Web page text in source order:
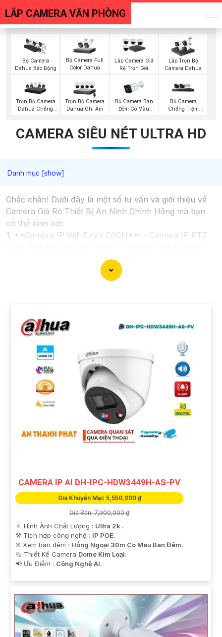
LẮP CAMERA VĂN PHÒNG
Bộ Camera
Dahua Báo Động
Bộ Camera Full
Color Dahua
Lắp Camera Giá
Rẻ Trọn Gói
Lắp Trọn Bộ
Camera Dahua
Trọn Bộ Camera
Dahua Chống
Trọn Bộ Camera
Dahua Ghi Âm
Bộ Camera Ban
Đêm Có Màu
Bộ Camera
Chống Trộm
CAMERA SIÊU NÉT ULTRA HD
Chắc chắn! Dưới đây là một số tư vấn và giới thiệu về
Camera Giá Rẻ Thiết Bị An Ninh Chính Hãng mà bạn
có thể xem xét:
1: **Camera IP Wifi Ezviz C6CN**: - Camera IP PTZ
1080p. - Hỗ trợ kết nối không dây WiFi. - Tích hợp
công nghệ hồng ngoại thông minh. - Phù hợp để theo
giải 2MP (1920x1080). - Hỗ trợ chống ngược sáng kỹ
thuật số. - Thiết kế vỏ nhựa chống va đập. - Hồng
**Camera Dahua HDCVI HAC-HFW1200T**: -
Camera HDCVI 2MP hỗ trợ chất lượng hình ảnh cao. -
Lens cố định 3.6mm. - Tầm quan sát hồng ngoại lên
đến 20m. - Chống ngược sáng Digital WDR, cân bằng
sáng, chống nhiễu 3D. - Giá phải chăng với chất lượng
Nhớ kiểm tra và lựa chọn sản phẩm phù hợp với nhu
cầu sử dụng và không gian lắp đặt của bạn. Bạn có thể
phù hợp!
CAMERA IP AI DH-IPC-HDW3449H-AS-PV
Giá Khuyến Mại: 5,550,000 ₫
Giá Bán: 7,900,000 ₫
🔅 Hình Ành Chất Lượng : Ultra 2k .
⚒ Tích hợp công nghệ : IP POE.
❈ Xem ban đêm : Hồng Ngoại 30m Có Màu Ban Đêm.
🔩 Thiết Kế Camera Dome Kim Loại.
️📢 Ưu Điểm : Công Nghệ AI.